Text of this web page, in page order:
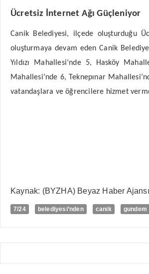
Ücretsiz İnternet Ağı Güçleniyor
Canik Belediyesi, ilçede oluşturduğu
oluşturmaya devam eden Canik
Yıldızı Mahallesi’nde 5, Hasköy
Mahallesi’nde 6, Teknepınar
vatandaşlara ve öğrencilere hizmet
Kaynak: (BYZHA) Beyaz Haber Ajansı
7/24 belediyesi’nden canik gundem